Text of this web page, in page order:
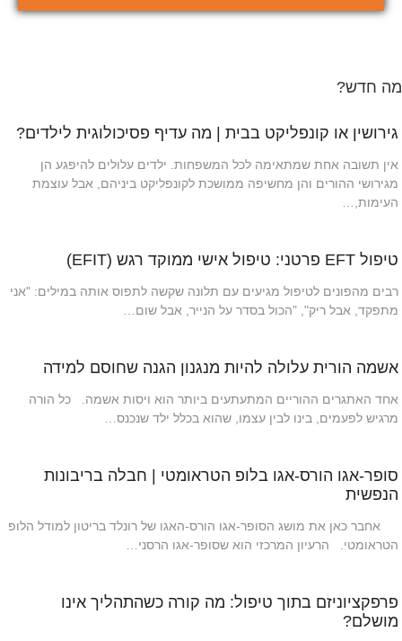
מה חדש?
גירושין או קונפליקט בבית | מה עדיף פסיכולוגית לילדים?
אין תשובה אחת שמתאימה לכל המשפחות. ילדים עלולים להיפגע הן
מגירושי ההורים והן מחשיפה ממושכת לקונפליקט ביניהם, אבל עוצמת
העימות,…
טיפול EFT פרטני: טיפול אישי ממוקד רגש (EFIT)
רבים מהפונים לטיפול מגיעים עם תלונה שקשה לתפוס אותה במילים: "אני
מתפקד, אבל ריק", "הכול בסדר על הנייר, אבל שום…
אשמה הורית עלולה להיות מנגנון הגנה שחוסם למידה
אחד האתגרים ההוריים המתעתעים ביותר הוא ויסות אשמה. כל הורה
מרגיש לפעמים, בינו לבין עצמו, שהוא בכלל ילד שנכנס…
סופר-אגו הורס-אגו בלופ הטראומטי | חבלה בריבונות
הנפשית
אחבר כאן את מושג הסופר-אגו הורס-האגו של רונלד בריטון למודל הלופ
הטראומטי. הרעיון המרכזי הוא שסופר-אגו הרסני…
פרפקציוניזם בתוך טיפול: מה קורה כשהתהליך אינו
מושלם?